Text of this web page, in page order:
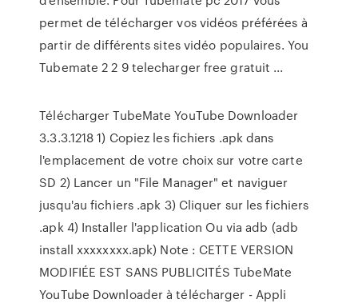
permet de télécharger vos vidéos préférées à
partir de différents sites vidéo populaires. You
Tubemate 2 2 9 telecharger free gratuit ...
Télécharger TubeMate YouTube Downloader
3.3.3.1218 1) Copiez les fichiers .apk dans
l'emplacement de votre choix sur votre carte
SD 2) Lancer un "File Manager" et naviguer
jusqu'au fichiers .apk 3) Cliquer sur les fichiers
.apk 4) Installer l'application Ou via adb (adb
install xxxxxxxx.apk) Note : CETTE VERSION
MODIFIÉE EST SANS PUBLICITÉS TubeMate
YouTube Downloader à télécharger - Appli